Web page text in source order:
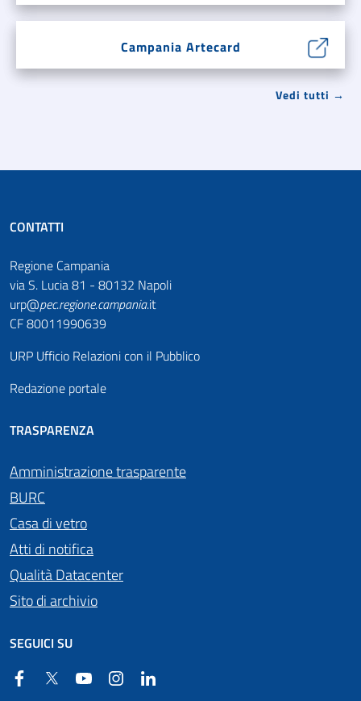
Campania Artecard
Vedi tutti →
CONTATTI
Regione Campania
via S. Lucia 81 - 80132 Napoli
urp@pec.regione.campania.it
CF 80011990639
URP Ufficio Relazioni con il Pubblico
Redazione portale
TRASPARENZA
Amministrazione trasparente
BURC
Casa di vetro
Atti di notifica
Qualità Datacenter
Sito di archivio
SEGUICI SU
FacebookTwitter YouTube Instagram